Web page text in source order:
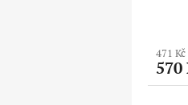
471
570